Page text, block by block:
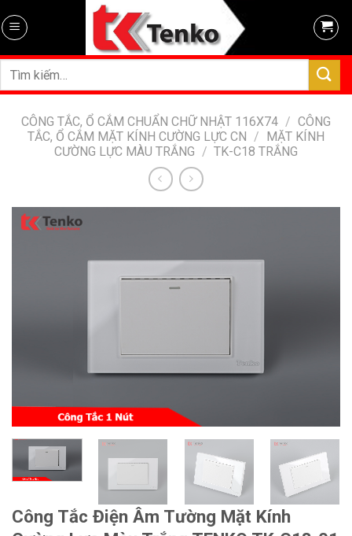
to
Tìm
CÔNG TẮC, Ổ CẮM CHUẨN CHỮ NHẬT 116X74 / CÔNG
TẮC, Ổ CẮM MẶT KÍNH CƯỜNG LỰC CN / MẶT KÍNH
CƯỜNG LỰC MÀU TRẮNG / TK-C18 TRẮNG
Công Tắc Điện Âm Tường Mặt Kính